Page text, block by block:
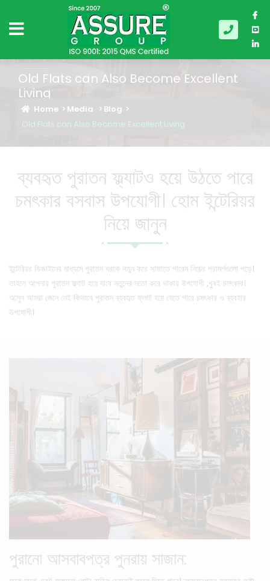
Old Flats can Also Become Excellent
Living
Home Media
Blog
Old Flats can Also Become Excellent Living
ব্যবহৃত পুরাতন ফ্ল্যাটও হয়ে উঠতে পারে
চমৎকার বসবাস উপযোগী। হোম ইন্টেরিয়র
নিয়ে জানুন
ইন্টেরিয়র ডিজাইনের মাধ্যমে পুরাতন ঘরকে নতুন করে সাজাতে পারেন নিচের পরামর্শগুলো পড়ে।
তাহলে আপনার পুরাতন ফ্ল্যাট হয়ে যাবে নতুনের মতো করে থাকার উপযোগী ,খুবই চমৎকার।
আসুন আমরা জেনে নেই কিভাবে পুরাতন ব্যবহৃত ফ্লাট হয়ে যেতে পারে চমৎকার ও ব্যবহার
উপযোগী।
পুরানো আসবাবপত্র পুনরায় সাজান: